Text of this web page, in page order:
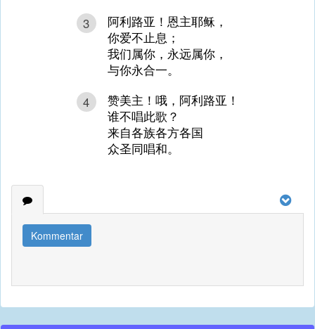
3
阿利路亚！恩主耶稣，
你爱不止息；
我们属你，永远属你，
与你永合一。
4
赞美主！哦，阿利路亚！
谁不唱此歌？
来自各族各方各国
众圣同唱和。
Kommentar